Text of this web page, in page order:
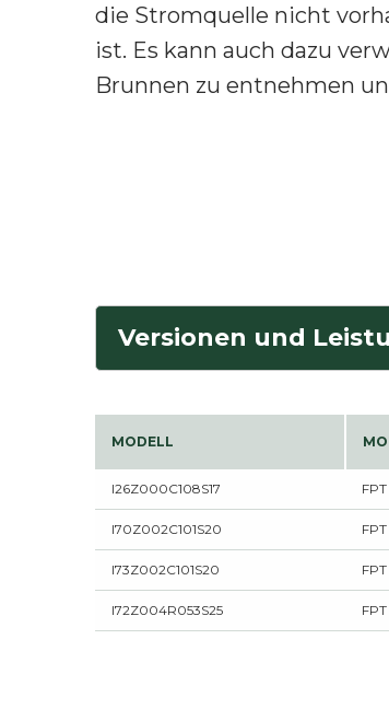
die Stromquelle nicht
ist. Es kann auch dazu
Brunnen zu entnehmen
Versionen und
MODELL
I26Z000C108S17
I70Z002C101S20
I73Z002C101S20
I72Z004R053S25 FPT